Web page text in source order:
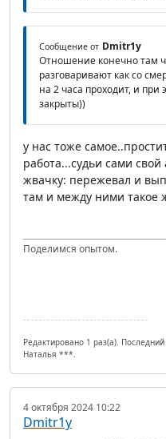
Сообщение от Dmitr1y
Отношение конечно там
разговаривают как со
на 2 часа проходит, и при
закрыты))
у нас тоже
работа...судьи сами
жвачку: пережевал и
там и между ними такое
Поделимся опытом.
Редактировано 1 раз(а).
Наталья ***.
4 октября 2024 10:22
Dmitr1y